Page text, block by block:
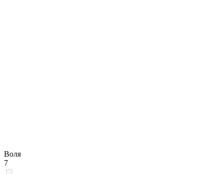
Воля
7